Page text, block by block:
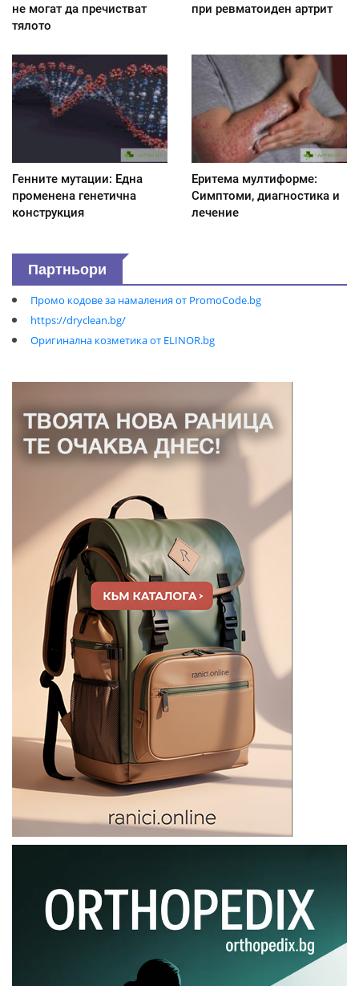
не могат да пречистват
тялото
при ревматоиден артрит
Генните мутации: Една
променена генетична
конструкция
Еритема мултиформе:
Симптоми, диагностика и
лечение
Партньори
Промо кодове за намаления от PromoCode.bg
https://dryclean.bg/
Оригинална козметика от ELINOR.bg